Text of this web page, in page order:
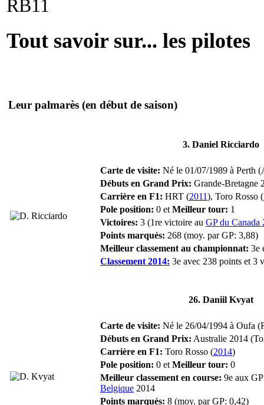
Tout savoir sur... les pilotes
Leur palmarès (en début de saison)
3. Daniel Ricciardo
Carte de visite: Né le 01/07/1989 à Perth
Débuts en Grand Prix: Grande-Bretagne
Carrière en F1: HRT (2011), Toro Rosso (
Pole position: 0 et Meilleur tour: 1
Victoires: 3 (1re victoire au GP du Canada
Points marqués: 268 (moy. par GP: 3,88)
Meilleur classement au championnat: 3e
Classement 2014: 3e avec 238 points et 3
26. Daniil Kvyat
Carte de visite: Né le 26/04/1994 à Oufa
Débuts en Grand Prix: Australie 2014
Carrière en F1: Toro Rosso (2014)
Pole position: 0 et Meilleur tour: 0
Meilleur classement en course: 9e aux
Belgique 2014
Points marqués: 8 (moy. par GP: 0,42)